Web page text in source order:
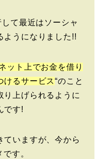
て最近はソーシャ
ようになりました!!
ット上でお金を借り
けるサービス“のこと
り上げられるように
です!
ていますが、今から
す。